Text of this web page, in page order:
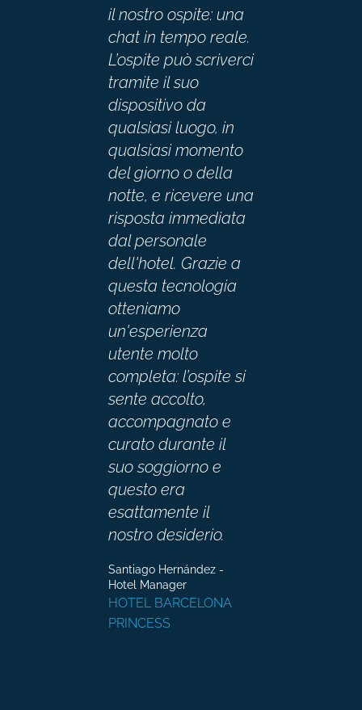
il nostro ospite: una
chat in tempo reale.
L’ospite può scriverci
tramite il suo
dispositivo da
qualsiasi luogo, in
qualsiasi momento
del giorno o della
notte, e ricevere una
risposta immediata
dal personale
dell'hotel. Grazie a
questa tecnologia
otteniamo
un'esperienza
utente molto
completa: l’ospite si
sente accolto,
accompagnato e
curato durante il
suo soggiorno e
questo era
esattamente il
nostro desiderio.
Santiago Hernández -
Hotel Manager
HOTEL BARCELONA
PRINCESS